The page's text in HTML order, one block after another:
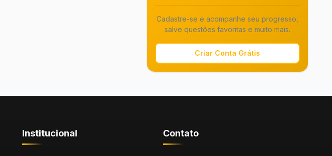
Cadastre-se e acompanhe seu progresso,
salve questões favoritas e muito mais.
Criar Conta Grátis
Institucional Contato